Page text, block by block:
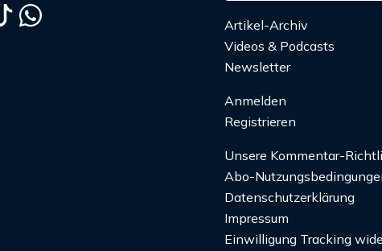
Artikel-Archiv
Videos & Podcasts
Newsletter
Anmelden
Registrieren
Unsere Kommentar-
Abo-
Datenschutzerklärung
Impressum
Einwilligung Tracking